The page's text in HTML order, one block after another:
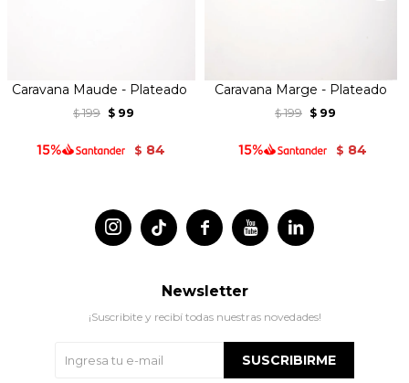
Caravana Maude - Plateado
$ 199 $ 99
$ 84
Caravana Marge - Plateado
$ 199 $ 99
$ 84
 
 
Newsletter
¡Suscribite y recibí todas nuestras novedades!
SUSCRIBIRME